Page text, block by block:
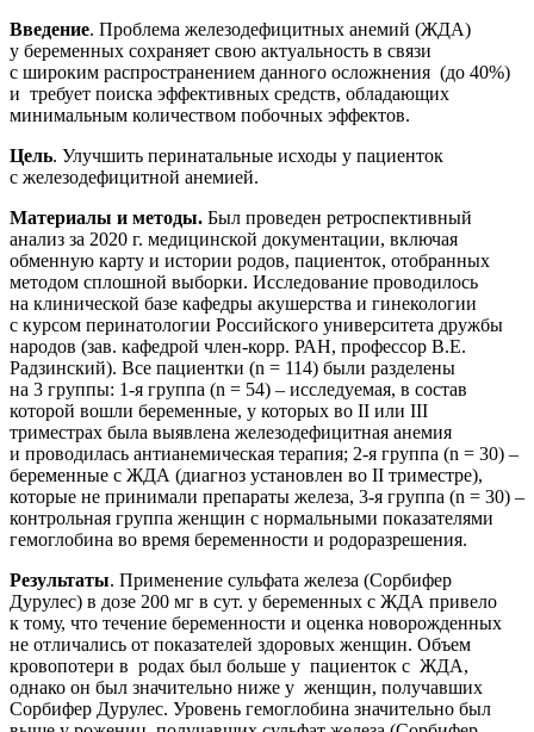
Введение. Проблема железодефицитных анемий (ЖДА)
у беременных сохраняет свою актуальность в связи
с широким распространением данного осложнения (до 40%)
и требует поиска эффективных средств, обладающих
минимальным количеством побочных эффектов.
Цель. Улучшить перинатальные исходы у пациенток
с железодефицитной анемией.
Материалы и методы. Был проведен ретроспективный
анализ за 2020 г. медицинской документации, включая
обменную карту и истории родов, пациенток, отобранных
методом сплошной выборки. Исследование проводилось
на клинической базе кафедры акушерства и гинекологии
с курсом перинатологии Российского университета дружбы
народов (зав. кафедрой член-корр. РАН, профессор В.Е.
Радзинский). Все пациентки (n = 114) были разделены
на 3 группы: 1-я группа (n = 54) – исследуемая, в состав
которой вошли беременные, у которых во II или III
триместрах была выявлена железодефицитная анемия
и проводилась антианемическая терапия; 2-я группа (n = 30) –
беременные с ЖДА (диагноз установлен во II триместре),
которые не принимали препараты железа, 3-я группа (n = 30) –
контрольная группа женщин с нормальными показателями
гемоглобина во время беременности и родоразрешения.
Результаты. Применение сульфата железа (Сорбифер
Дурулес) в дозе 200 мг в сут. у беременных с ЖДА привело
к тому, что течение беременности и оценка новорожденных
не отличались от показателей здоровых женщин. Объем
кровопотери в родах был больше у пациенток с ЖДА,
однако он был значительно ниже у женщин, получавших
Сорбифер Дурулес. Уровень гемоглобина значительно был